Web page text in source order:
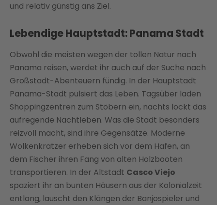
und relativ günstig ans Ziel.
Lebendige Hauptstadt: Panama Stadt
Obwohl die meisten wegen der tollen Natur nach
Panama reisen, werdet ihr auch auf der Suche nach
Großstadt-Abenteuern fündig. In der Hauptstadt
Panama-Stadt pulsiert das Leben. Tagsüber laden
Shoppingzentren zum Stöbern ein, nachts lockt das
aufregende Nachtleben. Was die Stadt besonders
reizvoll macht, sind ihre Gegensätze. Moderne
Wolkenkratzer erheben sich vor dem Hafen, an
dem Fischer ihren Fang von alten Holzbooten
transportieren. In der Altstadt Casco Viejo
spaziert ihr an bunten Häusern aus der Kolonialzeit
entlang, lauscht den Klängen der Banjospieler und